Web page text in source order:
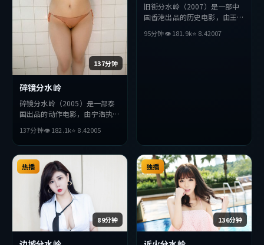
137分钟
碎镜分水岭
碎镜分水岭（2005）是一部泰
国出品的动作电影，由宁浩执
主演。影片在叙事与视听上力求
突破，探讨人性与抉择，节奏张
弛有度，适合喜欢该类型的观众
完整观看。
137分钟👁182.1k⭐ 8.42005
旧街分水岭（2007）是一部中
国香港出品的历史电影，由王家
主演。影片在叙事与视听上力求
95分钟👁181.9k⭐ 8.42007
89分钟
热播
136分钟
独播